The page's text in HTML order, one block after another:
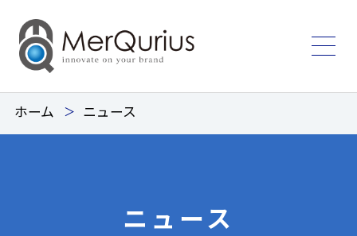
ホーム ニュース
ニュース